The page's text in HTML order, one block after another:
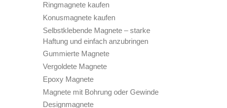
Ringmagnete kaufen
Konusmagnete kaufen
Selbstklebende Magnete – starke
Haftung und einfach anzubringen
Gummierte Magnete
Vergoldete Magnete
Epoxy Magnete
Magnete mit Bohrung oder Gewinde
Designmagnete